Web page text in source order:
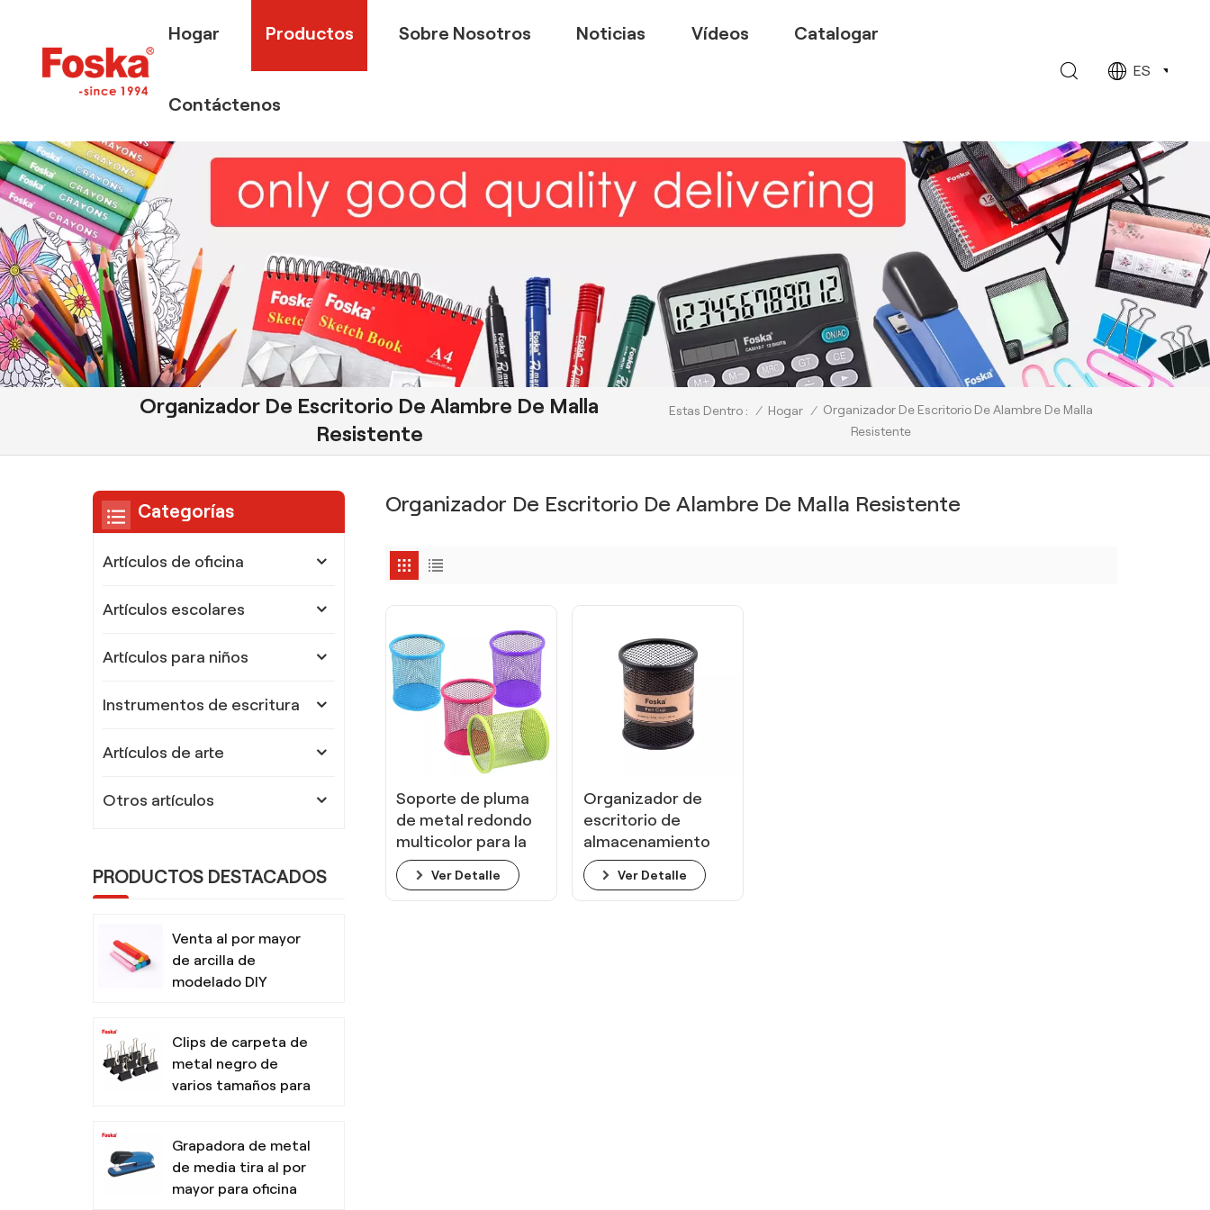
Hogar Productos Sobre Nosotros Noticias Vídeos Catalogar
Contáctenos
ES
Organizador De Escritorio De Alambre De Malla
Resistente
Estas Dentro : / Hogar / Organizador De Escritorio De Alambre De Malla
Resistente
Organizador De Escritorio De Alambre De Malla Resistente
Soporte de pluma
de metal redondo
multicolor para la
oficina
Ver Detalle
Organizador de
escritorio de
almacenamiento
de lápices de metal
para oficina
Ver Detalle
Categorías
Artículos de oficina
Artículos escolares
Artículos para niños
Instrumentos de escritura
Artículos de arte
Otros artículos
PRODUCTOS DESTACADOS
Venta al por mayor
de arcilla de
modelado DIY
herramientas
Clips de carpeta de
metal negro de
varios tamaños para
Grapadora de metal
de media tira al por
mayor para oficina